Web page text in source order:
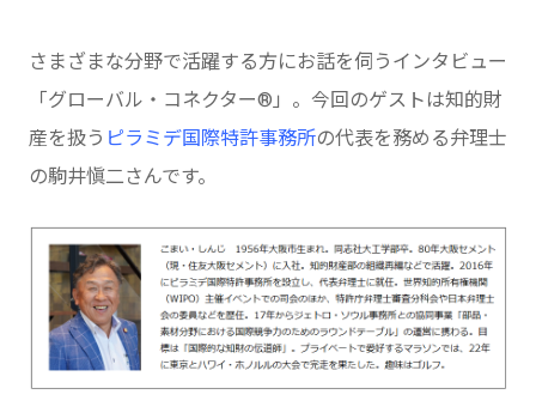
さまざまな分野で活躍する方にお話を伺うインタビュー
「グローバル・コネクター®」。今回のゲストは知的財
産を扱う ピラミデ国際特許事務所の代表を務める弁理士
の駒井愼二さんです。